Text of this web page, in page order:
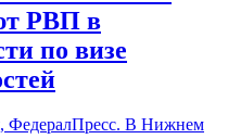
РВП в
по визе
В Нижнем